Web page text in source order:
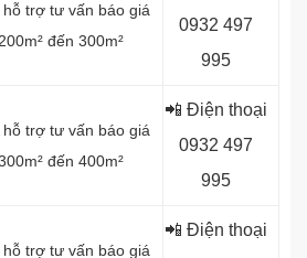
trợ tư vấn báo giá
đến 300m²
0932 497
995
trợ tư vấn báo giá
đến 400m²
📲 Điện thoại
0932 497
995
trợ tư vấn báo giá
📲 Điện thoại